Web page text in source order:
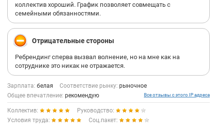
коллектив хороший. График позволяет совмещать с
семейными обязанностями.
Отрицательные стороны
Ребрендинг сперва вызвал волнение, но на мне как на
сотруднике это никак не отражается.
Зарплата: белая Соответствие рынку: рыночное
Общее впечатление: рекомендую Все отзывы с этого IP адреса
Коллектив:
Руководство:
Условия труда:
Соц.пакет: